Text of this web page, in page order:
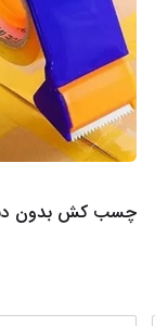
چسب کش بدون دسته